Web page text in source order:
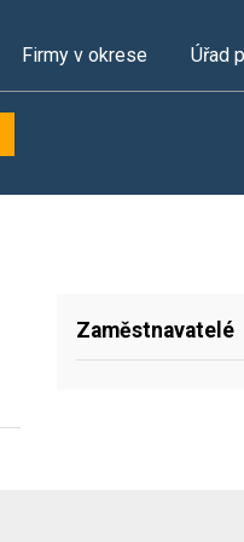
Firmy v okrese Úřad
Zaměstnavatelé